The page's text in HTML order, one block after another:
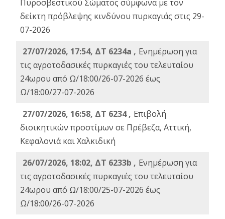
Πυροσβεστικού Σώματος σύμφωνα με τον
δείκτη πρόβλεψης κινδύνου πυρκαγιάς στις 29-
07-2026
27/07/2026, 17:54, ΔΤ 6234a , Ενημέρωση για
τις αγροτοδασικές πυρκαγιές του τελευταίου
24ωρου από Ω/18:00/26-07-2026 έως
Ω/18:00/27-07-2026
27/07/2026, 16:58, ΔΤ 6234 , Eπιβολή
διοικητικών προστίμων σε Πρέβεζα, Αττική,
Κεφαλονιά και Χαλκιδική
26/07/2026, 18:02, ΔΤ 6233b , Ενημέρωση για
τις αγροτοδασικές πυρκαγιές του τελευταίου
24ωρου από Ω/18:00/25-07-2026 έως
Ω/18:00/26-07-2026